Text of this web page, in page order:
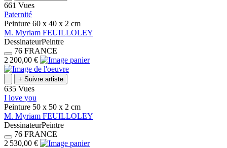
661 Vues
Paternité
Peinture 60 x 40 x 2 cm
M. Myriam FEUILLOLEY
DessinateurPeintre
76 FRANCE
2 200,00 €
+ Suivre artiste
635 Vues
I love you
Peinture 50 x 50 x 2 cm
M. Myriam FEUILLOLEY
DessinateurPeintre
76 FRANCE
2 530,00 €